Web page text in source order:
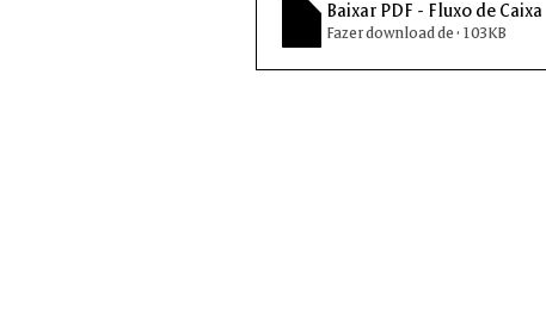
Baixar PDF - Fluxo de Caixa
Fazer download de • 103KB